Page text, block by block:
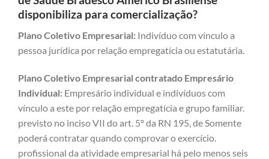
disponibiliza para comercialização?
Plano Coletivo Empresarial: Indivíduo com vínculo a
pessoa jurídica por relação empregatícia ou estatutária.
Plano Coletivo Empresarial contratado Empresário
Individual: Empresário individual e indivíduos com
vínculo a este por relação empregatícia e grupo familiar.
previsto no inciso VII do art. 5º da RN 195, de Somente
poderá contratar quando comprovar o exercício.
profissional da atividade empresarial há pelo menos seis